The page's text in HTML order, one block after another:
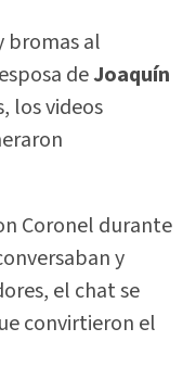
bromas al
deJoaquín
los videos
Coronel durante
y
el chat se
convirtieron el